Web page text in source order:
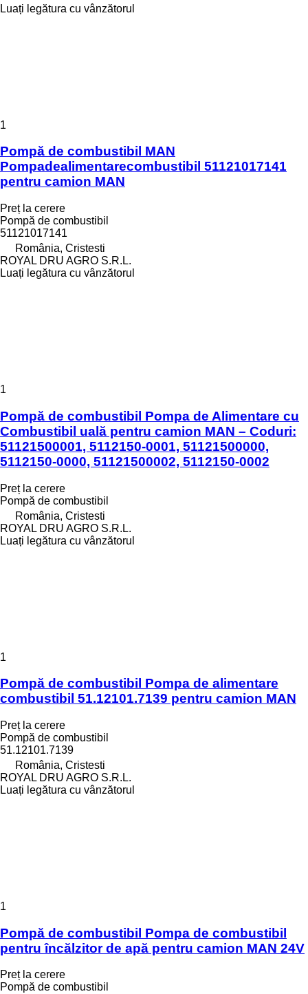
Luați legătura cu vânzătorul
1
Pompă de combustibil MAN
Pompadealimentarecombustibil 51121017141
pentru camion MAN
Preț la cerere
Pompă de combustibil
51121017141
România, Cristesti
ROYAL DRU AGRO S.R.L.
Luați legătura cu vânzătorul
1
Pompă de combustibil Pompa de Alimentare cu
Combustibil uală pentru camion MAN – Coduri:
51121500001, 5112150-0001, 51121500000,
5112150-0000, 51121500002, 5112150-0002
Preț la cerere
Pompă de combustibil
România, Cristesti
ROYAL DRU AGRO S.R.L.
Luați legătura cu vânzătorul
1
Pompă de combustibil Pompa de alimentare
combustibil 51.12101.7139 pentru camion MAN
Preț la cerere
Pompă de combustibil
51.12101.7139
România, Cristesti
ROYAL DRU AGRO S.R.L.
Luați legătura cu vânzătorul
1
Pompă de combustibil Pompa de combustibil
pentru încălzitor de apă pentru camion MAN 24V
Preț la cerere
Pompă de combustibil